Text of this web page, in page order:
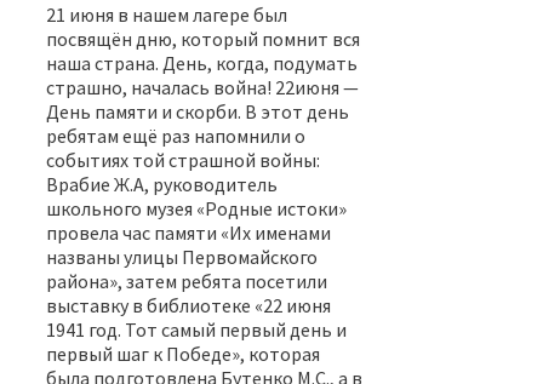
21 июня в нашем лагере был
посвящён дню, который помнит вся
наша страна. День, когда, подумать
страшно, началась война! 22июня —
День памяти и скорби. В этот день
ребятам ещё раз напомнили о
событиях той страшной войны:
Врабие Ж.А, руководитель
школьного музея «Родные истоки»
провела час памяти «Их именами
названы улицы Первомайского
района», затем ребята посетили
выставку в библиотеке «22 июня
1941 год. Тот самый первый день и
первый шаг к Победе», которая
была подготовлена Бутенко М.С., а в